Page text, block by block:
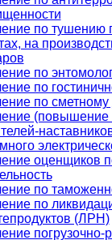
по тушению
на
по
по
по сметному
(повышение
оценщиков
по
по
(ЛРН)
погрузочно-